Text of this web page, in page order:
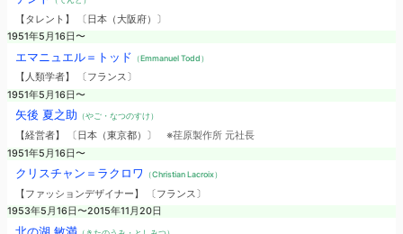
【タレント】 〔日本（大阪府）〕
1951年5月16日〜
エマニュエル＝トッド （Emmanuel Todd）
【人類学者】 〔フランス〕
1951年5月16日〜
矢後 夏之助 （やご・なつのすけ）
【経営者】 〔日本（東京都）〕 ※荏原製作所 元社長
1951年5月16日〜
クリスチャン＝ラクロワ （Christian Lacroix）
【ファッションデザイナー】 〔フランス〕
1953年5月16日〜2015年11月20日